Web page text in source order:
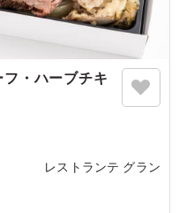
・ハーブチキ
レストランテ グラン